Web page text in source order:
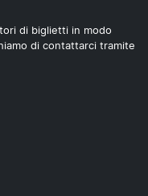
di biglietti in modo
di contattarci tramite